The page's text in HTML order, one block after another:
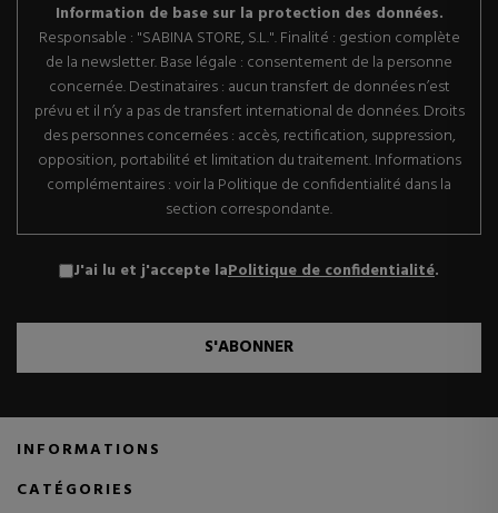
Information de base sur la protection des données.
Responsable : "SABINA STORE, S.L.". Finalité : gestion complète
de la newsletter. Base légale : consentement de la personne
concernée. Destinataires : aucun transfert de données n’est
prévu et il n’y a pas de transfert international de données. Droits
des personnes concernées : accès, rectification, suppression,
opposition, portabilité et limitation du traitement. Informations
complémentaires : voir la Politique de confidentialité dans la
section correspondante.
J'ai lu et j'accepte laPolitique de confidentialité.
S'ABONNER
INFORMATIONS
CATÉGORIES